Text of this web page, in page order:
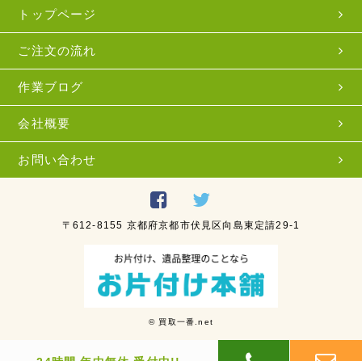
トップページ
ご注文の流れ
作業ブログ
会社概要
お問い合わせ
〒612-8155 京都府京都市伏見区向島東定請29-1
© 買取一番.net